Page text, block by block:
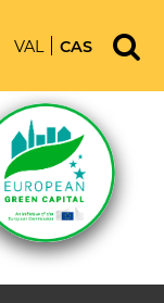
VAL CAS